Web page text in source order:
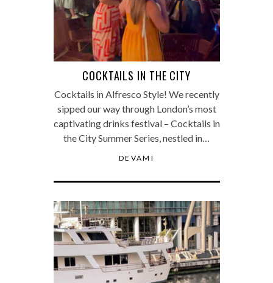
COCKTAILS IN THE CITY
Cocktails in Alfresco Style! We recently
sipped our way through London’s most
captivating drinks festival – Cocktails in
the City Summer Series, nestled in…
DEVAMI